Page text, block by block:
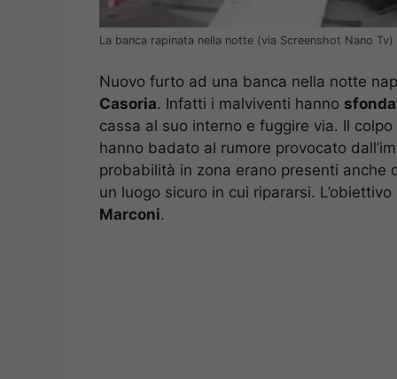
La banca rapinata nella notte (via Screenshot Nano Tv)
Nuovo furto ad una banca nella notte
Casoria. Infatti i malviventi hanno
cassa al suo interno e fuggire via. Il
hanno badato al rumore provocato
probabilità in zona erano presenti anche
un luogo sicuro in cui ripararsi.
Marconi.